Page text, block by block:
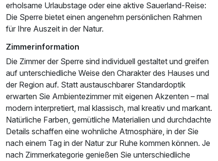
erholsame Urlaubstage oder eine aktive Sauerland-Reise:
Die Sperre bietet einen angenehm persönlichen Rahmen
für Ihre Auszeit in der Natur.
Zimmerinformation
Die Zimmer der Sperre sind individuell gestaltet und greifen
auf unterschiedliche Weise den Charakter des Hauses und
der Region auf. Statt austauschbarer Standardoptik
erwarten Sie Ambientezimmer mit eigenen Akzenten – mal
modern interpretiert, mal klassisch, mal kreativ und markant.
Natürliche Farben, gemütliche Materialien und durchdachte
Details schaffen eine wohnliche Atmosphäre, in der Sie
nach einem Tag in der Natur zur Ruhe kommen können. Je
nach Zimmerkategorie genießen Sie unterschiedliche